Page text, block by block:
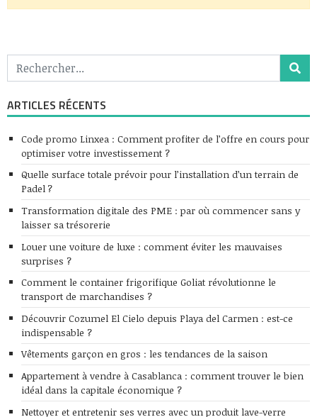
ARTICLES RÉCENTS
Code promo Linxea : Comment profiter de l’offre en cours pour
optimiser votre investissement ?
Quelle surface totale prévoir pour l’installation d’un terrain de
Padel ?
Transformation digitale des PME : par où commencer sans y
laisser sa trésorerie
Louer une voiture de luxe : comment éviter les mauvaises
surprises ?
Comment le container frigorifique Goliat révolutionne le
transport de marchandises ?
Découvrir Cozumel El Cielo depuis Playa del Carmen : est-ce
indispensable ?
Vêtements garçon en gros : les tendances de la saison
Appartement à vendre à Casablanca : comment trouver le bien
idéal dans la capitale économique ?
Nettoyer et entretenir ses verres avec un produit lave-verre